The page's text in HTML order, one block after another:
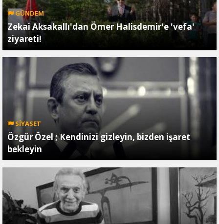
GÜNDEM
Zekai Aksakallı'dan Ömer Halisdemir'e 'vefa'
ziyareti!
SİYASET
Özgür Özel ; Kendinizi gizleyin, bizden işaret
bekleyin